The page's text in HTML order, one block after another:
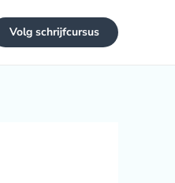
Volg schrijfcursus